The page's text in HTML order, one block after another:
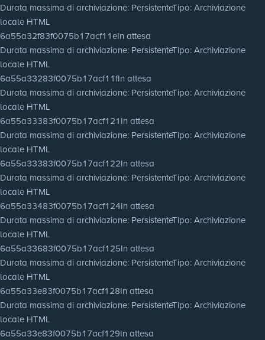
Durata massima di archiviazione: PersistenteTipo: Archiviazione
locale HTML
6a55a32f83f0075b17acf11eIn attesa
Durata massima di archiviazione: PersistenteTipo: Archiviazione
locale HTML
6a55a33283f0075b17acf11fIn attesa
Durata massima di archiviazione: PersistenteTipo: Archiviazione
locale HTML
6a55a33383f0075b17acf121In attesa
Durata massima di archiviazione: PersistenteTipo: Archiviazione
locale HTML
6a55a33383f0075b17acf122In attesa
Durata massima di archiviazione: PersistenteTipo: Archiviazione
locale HTML
6a55a33483f0075b17acf124In attesa
Durata massima di archiviazione: PersistenteTipo: Archiviazione
locale HTML
6a55a33683f0075b17acf125In attesa
Durata massima di archiviazione: PersistenteTipo: Archiviazione
locale HTML
6a55a33e83f0075b17acf128In attesa
Durata massima di archiviazione: PersistenteTipo: Archiviazione
locale HTML
6a55a33e83f0075b17acf129In attesa